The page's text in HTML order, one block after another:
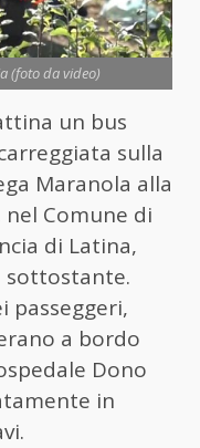
(foto da video)
un bus
sulla
Maranola alla
Comune di
di Latina,
sottostante.
passeggeri,
a bordo
Dono
in